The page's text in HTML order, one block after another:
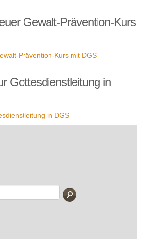
Gewalt-Prävention-Kurs
Prävention-Kurs mit DGS
Gottesdienstleitung in
in DGS